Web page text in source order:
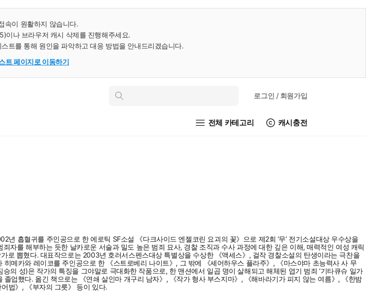
속이 원활하지 않습니다.
이나 브라우저 캐시 삭제를 진행해주세요.
트를 통해 원인을 파악하고 대응 방법을 안내드리겠습니다.
트 페이지로 이동하기
인
로그인 / 회원가입
전체 카테고리 캐시충전
흡혈귀를 주인공으로 한 에로틱 SF소설 《다크사이드 엔젤코린 요괴의 꽃》으로 제2회 ‘무’ 전기소설대상 우수상을
자를 해부하는 듯한 날카로운 서술과 밀도 높은 범죄 묘사, 경찰 조직과 수사 과정에 대한 깊은 이해, 매력적인 여성 캐릭
뽑혔다. 대표작으로는 2003년 호러서스펜스대상 특별상을 수상한 《액세스》, 걸작 경찰소설의 탄생이라는 극찬을
메카와 레이코를 주인공으로 한 《스트로베리 나이트》, 그 밖에 《셰어하우스 플라주》, 《마스야마 초능력사 사 무
의 성)은 작가의 특징을 그야말로 극대화한 작품으로, 한 맨션에서 일곱 명이 살해되고 해체된 엽기 범죄 ‘기타큐슈 일가
업했다. 옮긴 책으로는 《연쇄 살인마 개구리 남자》, 《작가 형사 부스지마》, 《해바라기가 피지 않는 여름》, 《한밤
법》, 《부자의 그릇》 등이 있다.